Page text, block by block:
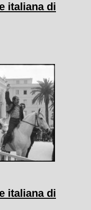
italiana di
italiana di